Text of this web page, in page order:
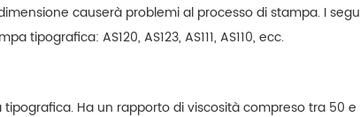
causerà problemi al processo di stampa. I
tipografica: AS120, AS123, AS111, AS110, ecc.
Ha un rapporto di viscosità compreso tra 50 e